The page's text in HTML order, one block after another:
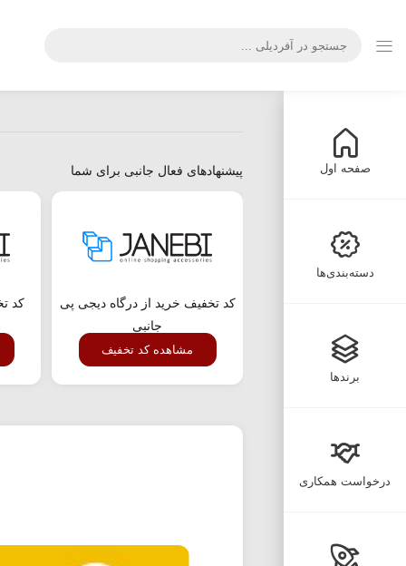
صفحه اول
دسته‌بندی‌ها
برندها
درخواست همکاری
پیشنهادهای فعال جانبی برای شما
کد تخفیف خرید از درگاه دیجی پی
جانبی
مشاهده کد تخفیف
کد